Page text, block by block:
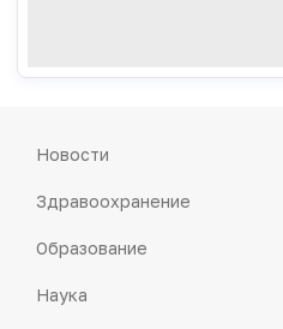
Новости
Здравоохранение
Образование
Наука